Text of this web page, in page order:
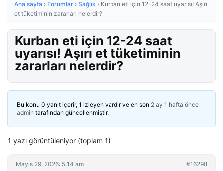
Ana sayfa › Forumlar › Sağlık › Kurban eti için 12-24 saat uyarısı! Aşırı
et tüketiminin zararları nelerdir?
Kurban eti için 12-24 saat
uyarısı! Aşırı et tüketiminin
zararları nelerdir?
Bu konu 0 yanıt içerir, 1 izleyen vardır ve en son 2 ay 1 hafta önce
admin tarafından güncellenmiştir.
1 yazı görüntüleniyor (toplam 1)
Mayıs 29, 2026: 5:14 am #16298